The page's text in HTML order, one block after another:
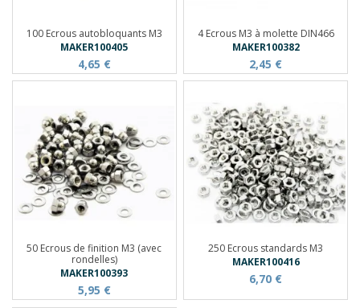
100 Ecrous autobloquants M3
MAKER100405
4,65 €
4 Ecrous M3 à molette DIN466
MAKER100382
2,45 €
50 Ecrous de finition M3 (avec
rondelles)
MAKER100393
5,95 €
250 Ecrous standards M3
MAKER100416
6,70 €